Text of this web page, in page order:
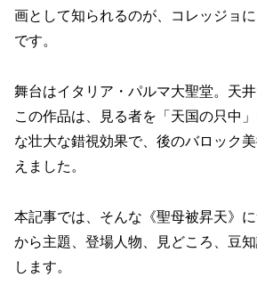
画として知られるのが、コレッジョに
です。
舞台はイタリア・パルマ大聖堂。天
この作品は、見る者を「天国の只中
な壮大な錯視効果で、後のバロック
えました。
本記事では、そんな《聖母被昇天》
から主題、登場人物、見どころ、豆
します。